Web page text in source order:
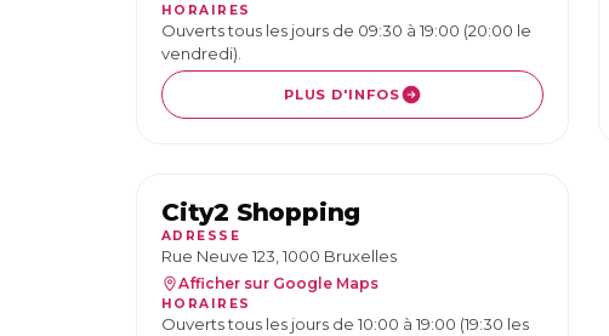
HORAIRES
Ouverts tous les jours de 09:30 à 19:00 (20:00 le
vendredi).
PLUS D'INFOS
City2 Shopping
ADRESSE
Rue Neuve 123, 1000 Bruxelles
Afficher sur Google Maps
HORAIRES
Ouverts tous les jours de 10:00 à 19:00 (19:30 les